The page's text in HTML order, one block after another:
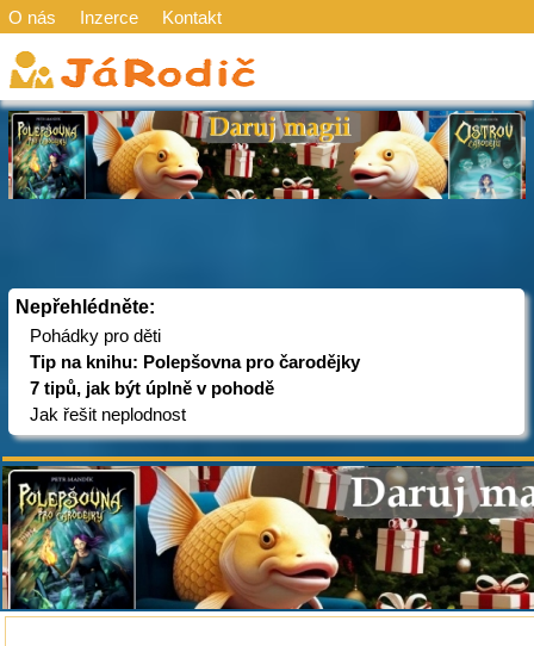
O nás Inzerce Kontakt
Nepřehlédněte:
Pohádky pro děti
Tip na knihu: Polepšovna pro čarodějky
7 tipů, jak být úplně v pohodě
Jak řešit neplodnost